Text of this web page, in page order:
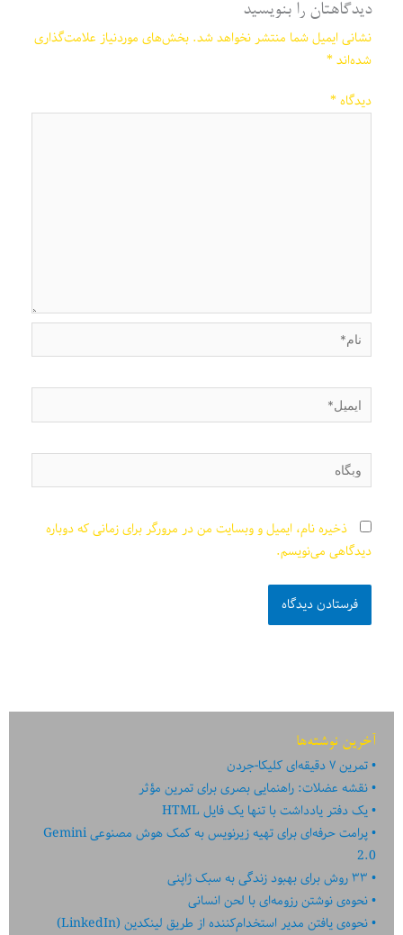
دیدگاهتان را بنویسید
نشانی ایمیل شما منتشر نخواهد شد. بخش‌های موردنیاز علامت‌گذاری
شده‌اند*
دیدگاه*
نام*
ایمیل*
وبگاه
ذخیره نام، ایمیل و وبسایت من در مرورگر برای زمانی که دوباره
دیدگاهی می‌نویسم.
آخرین نوشته‌ها
تمرین ۷ دقیقه‌ای کلیکا-جردن
نقشه عضلات: راهنمایی بصری برای تمرین مؤثر
یک دفتر یادداشت با تنها یک فایل HTML
پرامت حرفه‌ای برای تهیه زیرنویس به کمک هوش مصنوعی Gemini
2.0
۳۳ روش برای بهبود زندگی به سبک ژاپنی
نحوه‌ی نوشتن رزومه‌ای با لحن انسانی
نحوه‌ی یافتن مدیر استخدام‌کننده از طریق لینکدین (LinkedIn)